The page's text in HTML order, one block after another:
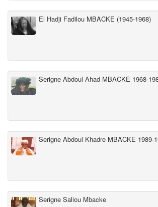
El Hadji Fadilou MBACKE (1945-1968)
Serigne Abdoul Ahad MBACKE 1968-
Serigne Abdoul Khadre MBACKE 1989-
Serigne Saliou Mbacke